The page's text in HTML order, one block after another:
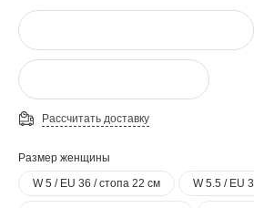
Рассчитать доставку
Размер женщины
W 5 / EU 36 / стопа 22 см
W 5.5 / EU